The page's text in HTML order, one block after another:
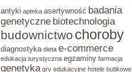
antyki apteka asertywność badania
genetyczne biotechnologia
budownictwo choroby
diagnostyka dieta e-commerce
edukacja turystyczna egzaminy farmacja
genetyka gry edukacyjne hotele butikowe